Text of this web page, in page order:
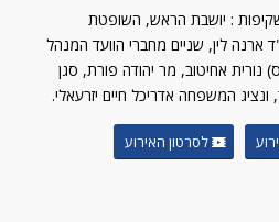
: יושבת הראש, השופטת
ארנה לין, שניים מחברי הוועד המנהל
אחיטוב, מר יהודה פורת, סגן
המשפחה אדריכל חיים יזרעאלי.
לסרטון האירוע